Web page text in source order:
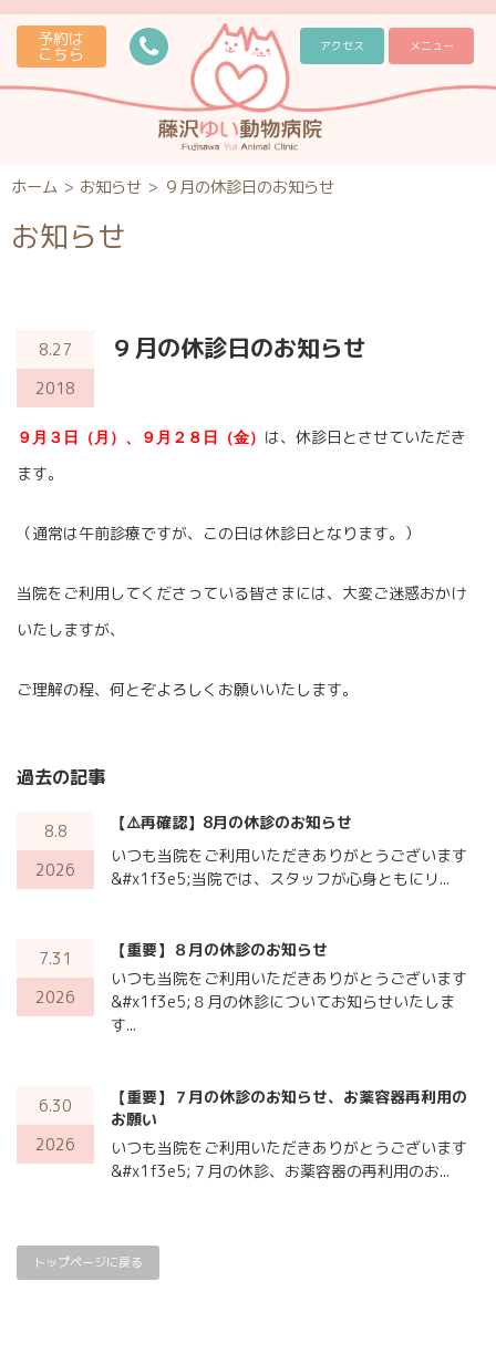
予約は
こちら アクセス メニュー
ホーム > お知らせ > ９月の休診日のお知らせ
お知らせ
8.27
2018
９月の休診日のお知らせ
９月３日（月）、９月２８ 日（金） は、休診日とさせていただき
ます。
（通常は午前診療ですが、この日は休診日となります。）
当院をご利用してくださっている皆さまには、大変ご迷惑おかけ
いたしますが、
ご理解の程、何とぞよろしくお願いいたします。
過去の記事
8.8
2026
【⚠️再確認】8月の休診のお知らせ
いつも当院をご利用いただきありがとうございます
&#x1f3e5;当院では、スタッフが心身ともにリ...
7.31
2026
【重要】８月の休診のお知らせ
いつも当院をご利用いただきありがとうございます
&#x1f3e5;８月の休診についてお知らせいたしま
す...
6.30
2026
【重要】７月の休診のお知らせ、お薬容器再利用の
お願い
いつも当院をご利用いただきありがとうございます
&#x1f3e5;７月の休診、お薬容器の再利用のお...
トップページに戻る